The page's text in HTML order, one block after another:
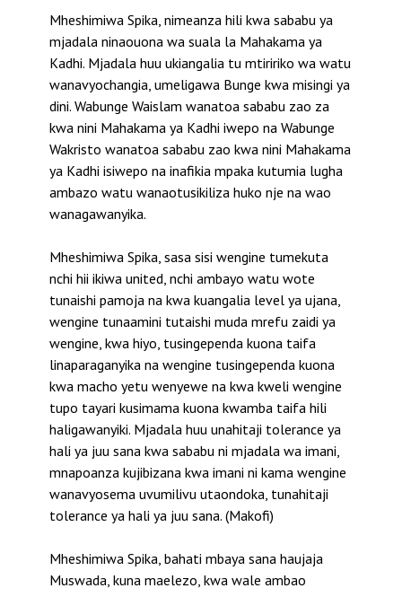
Mheshimiwa Spika, nimeanza hili kwa sababu ya
mjadala ninaouona wa suala la Mahakama ya
Kadhi. Mjadala huu ukiangalia tu mtiririko wa watu
wanavyochangia, umeligawa Bunge kwa misingi ya
dini. Wabunge Waislam wanatoa sababu zao za
kwa nini Mahakama ya Kadhi iwepo na Wabunge
Wakristo wanatoa sababu zao kwa nini Mahakama
ya Kadhi isiwepo na inafikia mpaka kutumia lugha
ambazo watu wanaotusikiliza huko nje na wao
wanagawanyika.
Mheshimiwa Spika, sasa sisi wengine tumekuta
nchi hii ikiwa united, nchi ambayo watu wote
tunaishi pamoja na kwa kuangalia level ya ujana,
wengine tunaamini tutaishi muda mrefu zaidi ya
wengine, kwa hiyo, tusingependa kuona taifa
linaparaganyika na wengine tusingependa kuona
kwa macho yetu wenyewe na kwa kweli wengine
tupo tayari kusimama kuona kwamba taifa hili
haligawanyiki. Mjadala huu unahitaji tolerance ya
hali ya juu sana kwa sababu ni mjadala wa imani,
mnapoanza kujibizana kwa imani ni kama wengine
wanavyosema uvumilivu utaondoka, tunahitaji
tolerance ya hali ya juu sana. (Makofi)
Mheshimiwa Spika, bahati mbaya sana haujaja
Muswada, kuna maelezo, kwa wale ambao